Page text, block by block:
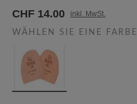
CHF 14.00 inkl. MwSt.
WÄHLEN SIE EINE FARBE